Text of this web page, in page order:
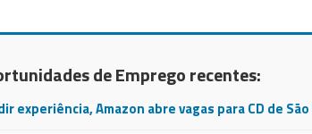
de Emprego recentes:
experiência, Amazon abre vagas para CD de